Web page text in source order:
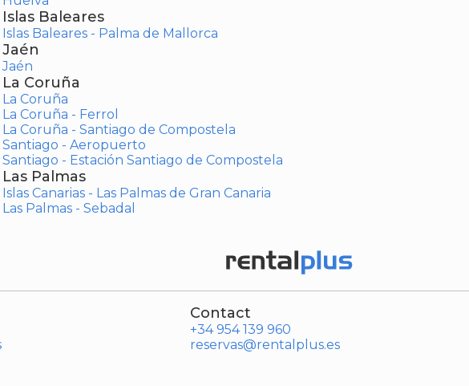
Islas Baleares
Islas Baleares - Palma de Mallorca
Jaén
Jaén
La Coruña
La Coruña
La Coruña - Ferrol
La Coruña - Santiago de Compostela
Santiago - Aeropuerto
Santiago - Estación Santiago de Compostela
Las Palmas
Islas Canarias - Las Palmas de Gran Canaria
Las Palmas - Sebadal
Contact
+34 954 139 960
reservas@rentalplus.es